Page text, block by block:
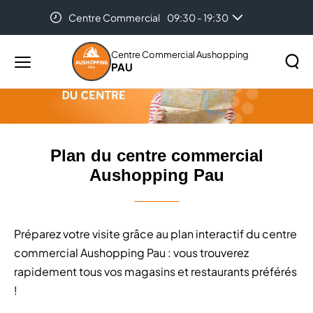
Centre Commercial 09:30 - 19:30
Menu
principal
Centre Commercial Aushopping
PAU
Rechercher
la
Plan du centre commercial Aushopping Pau
Plan du centre commercial
Aushopping Pau
Préparez votre visite grâce au plan interactif du centre
commercial Aushopping Pau : vous trouverez
rapidement tous vos magasins et restaurants préférés
!